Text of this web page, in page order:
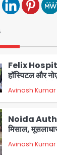
Felix
डॉक्टर परामर्श
Noida
मिसाल,
प्राधिकरण ने
आरडब्ल्यूए ने
Türkiye-
तुर्की और
जानें इसके मायने